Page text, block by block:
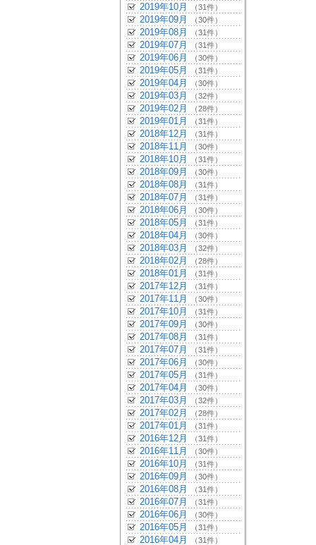
2019年10月 （31件）
2019年09月 （30件）
2019年08月 （31件）
2019年07月 （31件）
2019年06月 （30件）
2019年05月 （31件）
2019年04月 （30件）
2019年03月 （32件）
2019年02月 （28件）
2019年01月 （31件）
2018年12月 （31件）
2018年11月 （30件）
2018年10月 （31件）
2018年09月 （30件）
2018年08月 （31件）
2018年07月 （31件）
2018年06月 （30件）
2018年05月 （31件）
2018年04月 （30件）
2018年03月 （32件）
2018年02月 （28件）
2018年01月 （31件）
2017年12月 （31件）
2017年11月 （30件）
2017年10月 （31件）
2017年09月 （30件）
2017年08月 （31件）
2017年07月 （31件）
2017年06月 （30件）
2017年05月 （31件）
2017年04月 （30件）
2017年03月 （32件）
2017年02月 （28件）
2017年01月 （31件）
2016年12月 （31件）
2016年11月 （30件）
2016年10月 （31件）
2016年09月 （30件）
2016年08月 （31件）
2016年07月 （31件）
2016年06月 （30件）
2016年05月 （31件）
2016年04月 （31件）